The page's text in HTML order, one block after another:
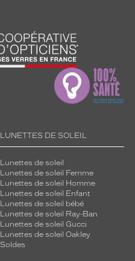
LUNETTES DE SOLEIL
Lunettes de soleil
Lunettes de soleil Femme
Lunettes de soleil Homme
Lunettes de soleil Enfant
Lunettes de soleil bébé
Lunettes de soleil Ray-Ban
Lunettes de soleil Gucci
Lunettes de soleil Oakley
Soldes